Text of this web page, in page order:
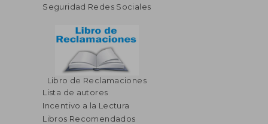
Seguridad Redes Sociales
Libro de Reclamaciones
Lista de autores
Incentivo a la Lectura
Libros Recomendados